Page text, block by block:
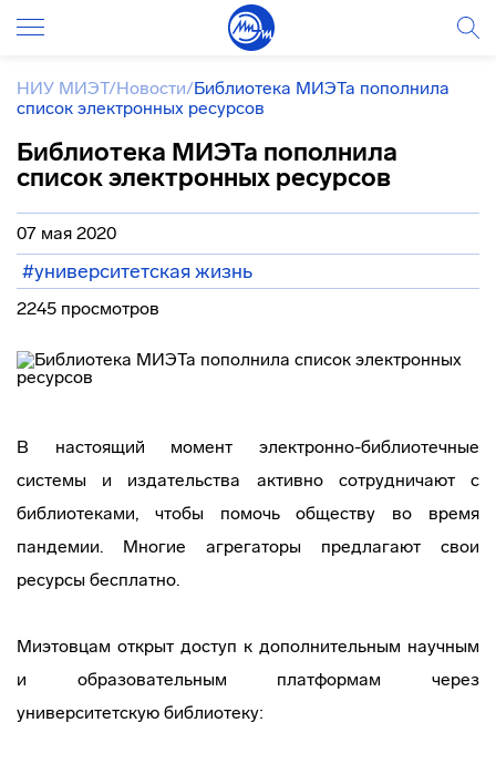
НИУ МИЭТ/Новости/Библиотека МИЭТа пополнила
список электронных ресурсов
Библиотека МИЭТа пополнила
список электронных ресурсов
07 мая 2020
#университетская жизнь
2245 просмотров
В настоящий момент электронно-библиотечные
системы и издательства активно сотрудничают с
библиотеками, чтобы помочь обществу во время
пандемии. Многие агрегаторы предлагают свои
ресурсы бесплатно.
Миэтовцам открыт доступ к дополнительным научным
и образовательным платформам через
университетскую библиотеку: